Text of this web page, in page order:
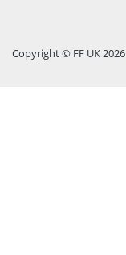
Copyright © FF UK 2026